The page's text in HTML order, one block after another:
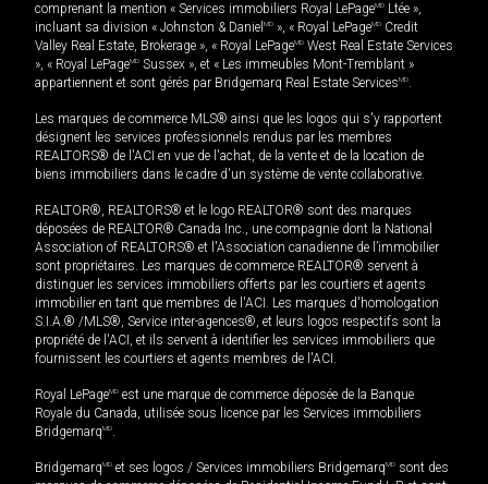
comprenant la mention « Services immobiliers Royal LePageMD Ltée »,
incluant sa division « Johnston & Daniel MD », « Royal LePageMD Credit
Valley Real Estate, Brokerage », « Royal LePageMD West Real Estate Services
», « Royal LePageMD Sussex », et « Les immeubles Mont-Tremblant »
appartiennent et sont gérés par Bridgemarq Real Estate ServicesMD.
Les marques de commerce MLS® ainsi que les logos qui s'y rapportent
désignent les services professionnels rendus par les membres
REALTORS® de l'ACI en vue de l'achat, de la vente et de la location de
biens immobiliers dans le cadre d'un système de vente collaborative.
REALTOR®, REALTORS® et le logo REALTOR® sont des marques
déposées de REALTOR® Canada Inc., une compagnie dont la National
Association of REALTORS® et l'Association canadienne de l’immobilier
sont propriétaires. Les marques de commerce REALTOR® servent à
distinguer les services immobiliers offerts par les courtiers et agents
immobilier en tant que membres de l'ACI. Les marques d'homologation
S.I.A.® /MLS®, Service inter-agences®, et leurs logos respectifs sont la
propriété de l'ACI, et ils servent à identifier les services immobiliers que
fournissent les courtiers et agents membres de l'ACI.
Royal LePageMD est une marque de commerce déposée de la Banque
Royale du Canada, utilisée sous licence par les Services immobiliers
BridgemarqMD.
BridgemarqMD et ses logos / Services immobiliers BridgemarqMD sont des